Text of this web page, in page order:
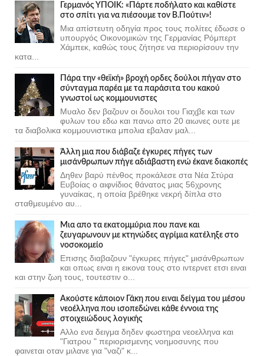
Γερμανός ΥΠΟΙΚ: «Πάρτε ποδήλατο και καθίστε
στο σπίτι για να πιέσουμε τον Β.Πούτιν»!
Μια απίστευτη οδηγία προς τους πολίτες έδωσε ο
υπουργός Οικονομικών της Γερμανίας Ρόμπερτ
Χάμπεκ, καθώς τους ζήτησε να περιορίσουν την
κατα...
Πάρα την «θεϊκή» βροχή ορδες δούλοι πήγαν στο
σύνταγμα παρέα με τα παράσιτα του κακού
γνωστοί ως κομμουνιστες
Μυαλο δεν βαζουν οι δουλοι του Γιαχβε και των
φυλων του εδω και πανω απο 20 αιωνες ουτε με
τα διαβολικα κομμουνιστικα μπολια εβαλαν μαλ...
Άλλη μια που διάβαζε έγκυρες πήγες των
μισάνθρωπων πήγε αδιάβαστη ενώ έκανε διακοπές
Δηθεν βαρύ πένθος προκάλεσε στα Νέα Στύρα
Ευβοίας ο αιφνίδιος θάνατος μιας 56χρονης
γυναίκας, η οποία βρέθηκε νεκρή δίπλα στο
σταθμευμένο αυ...
Μια απο τα εκατομμύρια που πανε και
ζευγαρωνουν με κτηνώδες αγρίμια κατέληξε στο
νοσοκομείο
Επισης διαβαζουν "έγκυρες πήγες" μισάνθρωπων
και οπως ειναι η εικονα τους στο ιντερνετ ετσι ειναι
και στην ζωη τους, τουτεστιν ο...
Ακούστε κάποιον Γάκη που ειναι δείγμα του μέσου
νεοέλληνα που ισοπεδώνει κάθε έννοια της
στοιχειώδους λογικής
Αλλο ενα δειγμα δηδεν φωστηρα νεοελληνα και
"Γιατρου " περιορισμενης νοημοσυνης που
φαινεται οταν μιλανε για "ναζι" κ...